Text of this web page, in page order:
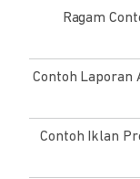
Ragam
Contoh Laporan
Contoh Iklan